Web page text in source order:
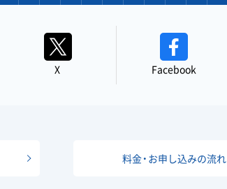
X Facebook
料金・お申し込みの流れ